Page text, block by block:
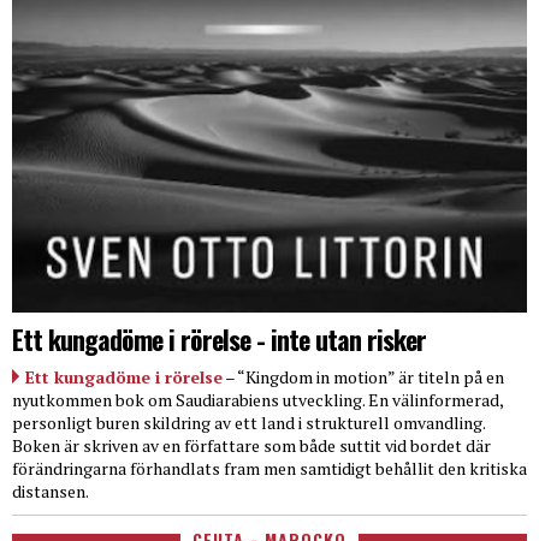
Ett kungadöme i rörelse - inte utan risker
Ett kungadöme i rörelse– “Kingdom in motion” är titeln på en
nyutkommen bok om Saudiarabiens utveckling. En välinformerad,
personligt buren skildring av ett land i strukturell omvandling.
Boken är skriven av en författare som både suttit vid bordet där
förändringarna förhandlats fram men samtidigt behållit den kritiska
distansen.